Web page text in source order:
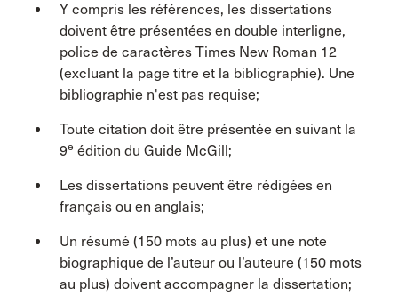
Y compris les références, les dissertations
doivent être présentées en double interligne,
police de caractères Times New Roman 12
(excluant la page titre et la bibliographie). Une
bibliographie n'est pas requise;
Toute citation doit être présentée en suivant la
9e édition du Guide McGill;
Les dissertations peuvent être rédigées en
français ou en anglais;
Un résumé (150 mots au plus) et une note
biographique de l’auteur ou l’auteure (150 mots
au plus) doivent accompagner la dissertation;